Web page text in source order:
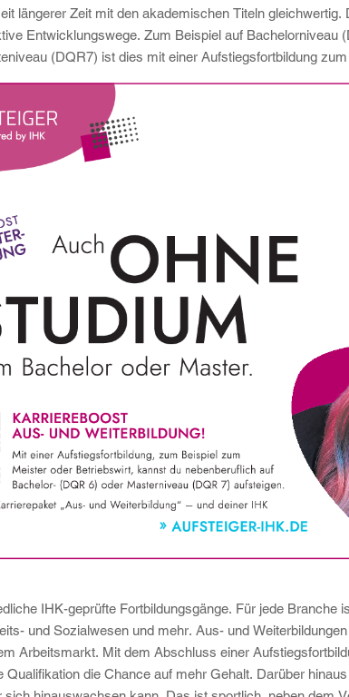
längerer Zeit mit den akademischen Titeln
Entwicklungswege. Zum Beispiel auf
(DQR7) ist dies mit einer Aufstiegsfortbildung
IHK-geprüfte Fortbildungsgänge. Für jede Branche
und Sozialwesen und mehr. Aus- und
Arbeitsmarkt. Mit dem Abschluss einer
Qualifikation die Chance auf mehr Gehalt. Darüber